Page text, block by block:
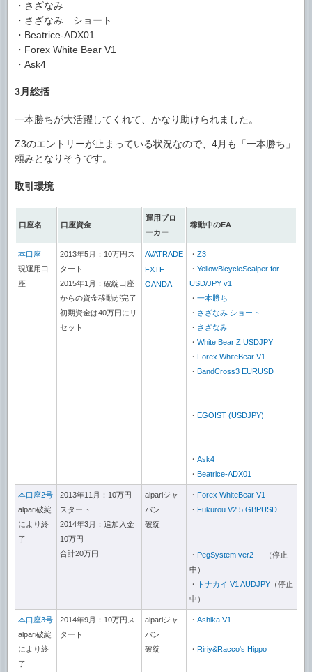
・さざなみ
・さざなみ ショート
・Beatrice-ADX01
・Forex White Bear V1
・Ask4
3月総括
一本勝ちが大活躍してくれて、かなり助けられました。
Z3のエントリーが止まっている状況なので、4月も「一本勝ち」
頼みとなりそうです。
取引環境
口座名 口座資金
運用ブロ
ーカー
稼動中のEA
本口座
現運用口
座
2013年5月：10万円ス
タート
2015年1月：破綻口座
からの資金移動が完了
初期資金は40万円にリ
セット
AVATRADE
FXTF
OANDA
・ Z3
・ YellowBicycleScalper for
USD/JPY v1
・ 一本勝ち
・ さざなみ ショート
・ さざなみ
・ White Bear Z USDJPY
・ Forex WhiteBear V1
・ BandCross3 EURUSD
・ EGOIST (USDJPY)
・ Ask4
・ Beatrice-ADX01
本口座2号
alpari破綻
により終
了
2013年11月：10万円
スタート
2014年3月：追加入金
10万円
合計20万円
alpariジャ
パン
破綻
・ Forex WhiteBear V1
・ Fukurou V2.5 GBPUSD
・ PegSystem ver2
（停止
中）
・
トナカイ V1 AUDJPY （停止
中）
本口座3号
alpari破綻
により終
了
2014年9月：10万円ス
タート
alpariジャ
パン
破綻
・ Ashika V1
・ Ririy&Racco's Hippo